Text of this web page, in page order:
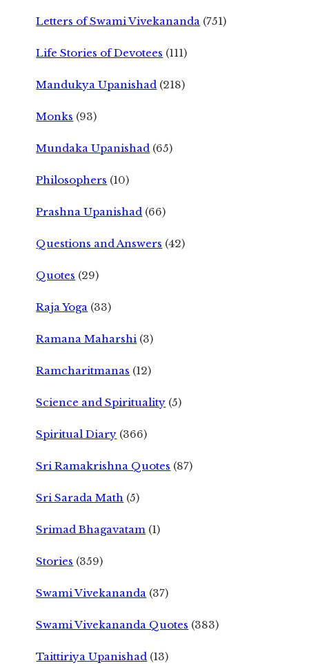
Letters of Swami Vivekananda (751)
Life Stories of Devotees (111)
Mandukya Upanishad (218)
Monks (93)
Mundaka Upanishad (65)
Philosophers (10)
Prashna Upanishad (66)
Questions and Answers (42)
Quotes (29)
Raja Yoga (33)
Ramana Maharshi (3)
Ramcharitmanas (12)
Science and Spirituality (5)
Spiritual Diary (366)
Sri Ramakrishna Quotes (87)
Sri Sarada Math (5)
Srimad Bhagavatam (1)
Stories (359)
Swami Vivekananda (37)
Swami Vivekananda Quotes (383)
Taittiriya Upanishad (13)